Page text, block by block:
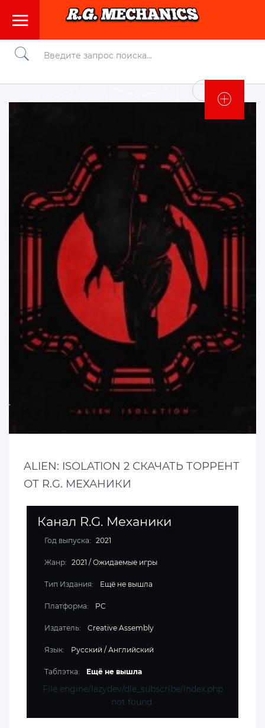
Войти
ALIEN: ISOLATION 2 СКАЧАТЬ ТОРРЕНТ
ОТ R.G. МЕХАНИКИ
Канал R.G. Механики
Год выпуска: 2021
Жанр: 2021 / Ожидаемые игры
Тип Издания: Ещё не вышла
Платформа: PC
Издатель: Creative Assembly
Язык: Русский / Английский
Таблэтка: Ещё не вышла
File engine/lazydev/dle_subscribe/index.php
not found.